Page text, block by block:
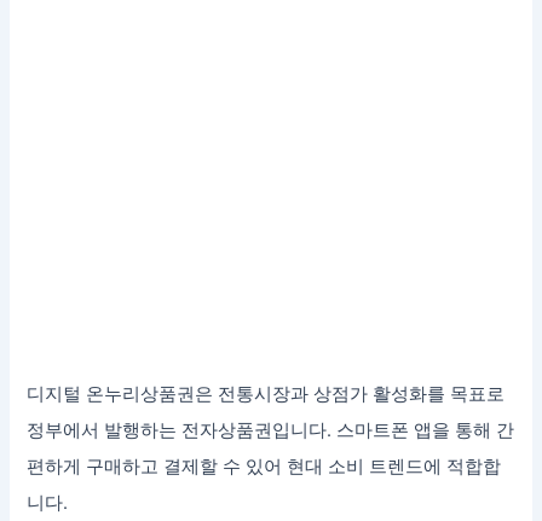
디지털 온누리상품권은 전통시장과 상점가 활성화를 목표로
정부에서 발행하는 전자상품권입니다. 스마트폰 앱을 통해 간
편하게 구매하고 결제할 수 있어 현대 소비 트렌드에 적합합
니다.